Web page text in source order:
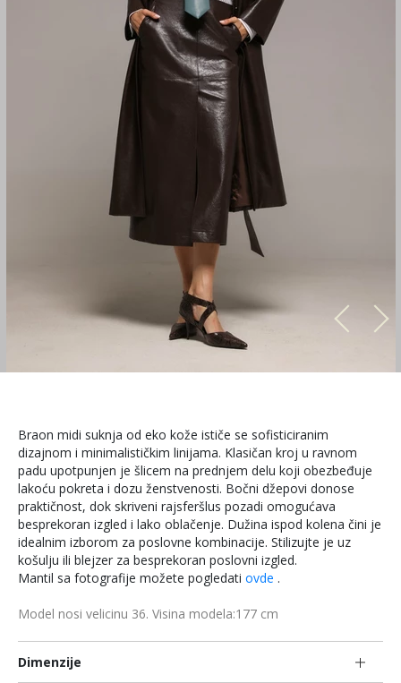
Braon midi suknja od eko kože ističe se sofisticiranim
dizajnom i minimalističkim linijama. Klasičan kroj u ravnom
padu upotpunjen je šlicem na prednjem delu koji obezbeđuje
lakoću pokreta i dozu ženstvenosti. Bočni džepovi donose
praktičnost, dok skriveni rajsferšlus pozadi omogućava
besprekoran izgled i lako oblačenje. Dužina ispod kolena čini je
idealnim izborom za poslovne kombinacije. Stilizujte je uz
košulju ili blejzer za besprekoran poslovni izgled.
Mantil sa fotografije možete pogledati ovde .
Model nosi velicinu 36. Visina modela:177 cm
Dimenzije